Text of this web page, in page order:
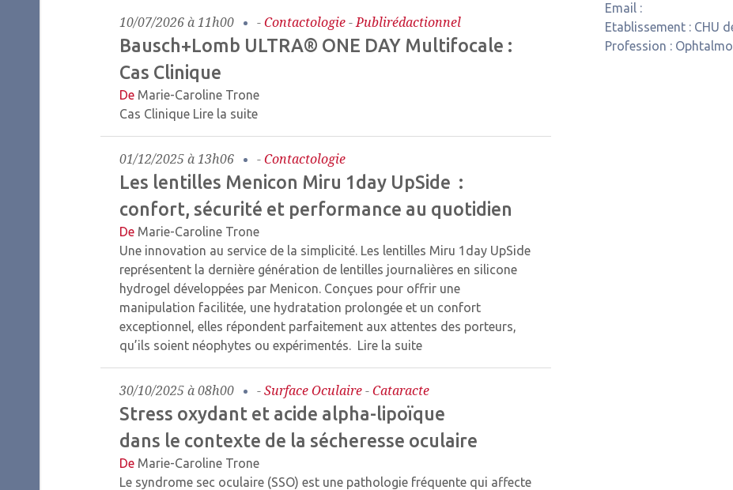
10/07/2026 à 11h00 -Contactologie-Publirédactionnel
Bausch+Lomb ULTRA® ONE DAY Multifocale :
Cas Clinique
De Marie-Caroline Trone
Cas Clinique Lire la suite
01/12/2025 à 13h06 -Contactologie
Les lentilles Menicon Miru 1day UpSide :
confort, sécurité et performance au quotidien
De Marie-Caroline Trone
Une innovation au service de la simplicité. Les lentilles Miru 1day UpSide
représentent la dernière génération de lentilles journalières en silicone
hydrogel développées par Menicon. Conçues pour offrir une
manipulation facilitée, une hydratation prolongée et un confort
exceptionnel, elles répondent parfaitement aux attentes des porteurs,
qu’ils soient néophytes ou expérimentés. Lire la suite
30/10/2025 à 08h00 -Surface Oculaire-Cataracte
Stress oxydant et acide alpha-lipoïque
dans le contexte de la sécheresse oculaire
De Marie-Caroline Trone
Le syndrome sec oculaire (SSO) est une pathologie fréquente qui affecte
Email :
Etablissement :CHU
Profession :